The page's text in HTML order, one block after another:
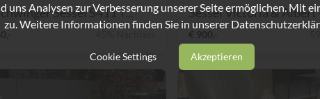
Sessel S411 T... Sessel Victoria & Albert
€ 900,-
Analysen zur Verbesserung unserer Seite ermöglichen. Mit
zu. Weitere Informationen finden Sie in unserer
Cookie Settings Akzeptieren